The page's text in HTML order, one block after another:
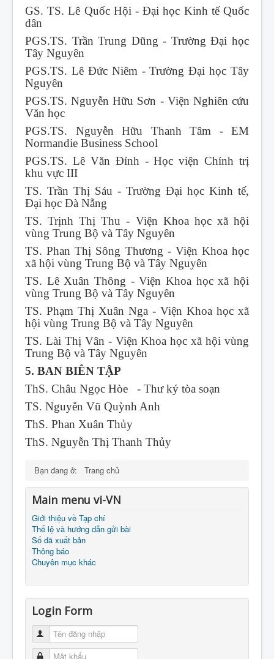
GS. TS. Lê Quốc Hội - Đại học Kinh tế Quốc
dân
PGS.TS. Trần Trung Dũng - Trường Đại học
Tây Nguyên
PGS.TS. Lê Đức Niêm - Trường Đại học Tây
Nguyên
PGS.TS. Nguyễn Hữu Sơn - Viện Nghiên cứu
Văn học
PGS.TS. Nguyễn Hữu Thanh Tâm - EM
Normandie Business School
PGS.TS. Lê Văn Đính - Học viện Chính trị
khu vực III
TS. Trần Thị Sáu - Trường Đại học Kinh tế,
Đại học Đà Nẵng
TS. Trịnh Thị Thu - Viện Khoa học xã hội
vùng Trung Bộ và Tây Nguyên
TS. Phan Thị Sông Thương - Viện Khoa học
xã hội vùng Trung Bộ và Tây Nguyên
TS. Lê Xuân Thông - Viện Khoa học xã hội
vùng Trung Bộ và Tây Nguyên
TS. Phạm Thị Xuân Nga - Viện Khoa học xã
hội vùng Trung Bộ và Tây Nguyên
TS. Lài Thị Vân - Viện Khoa học xã hội vùng
Trung Bộ và Tây Nguyên
5. BAN BIÊN TẬP
ThS. Châu Ngọc Hòe - Thư ký tòa soạn
TS. Nguyễn Vũ Quỳnh Anh
ThS. Phan Xuân Thủy
ThS. Nguyễn Thị Thanh Thủy
Bạn đang ở: Trang chủ
Main menu vi-VN
Giới thiệu về Tạp chí
Thể lệ và hướng dẫn gửi bài
Số đã xuất bản
Thông báo
Chuyên mục khác
Login Form
Tên đăng nhập
Mật khẩu